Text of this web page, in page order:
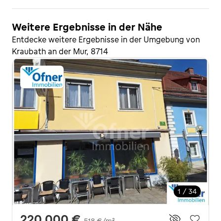
Weitere Ergebnisse in der Nähe
Entdecke weitere Ergebnisse in der Umgebung von
Kraubath an der Mur, 8714
1 / 34